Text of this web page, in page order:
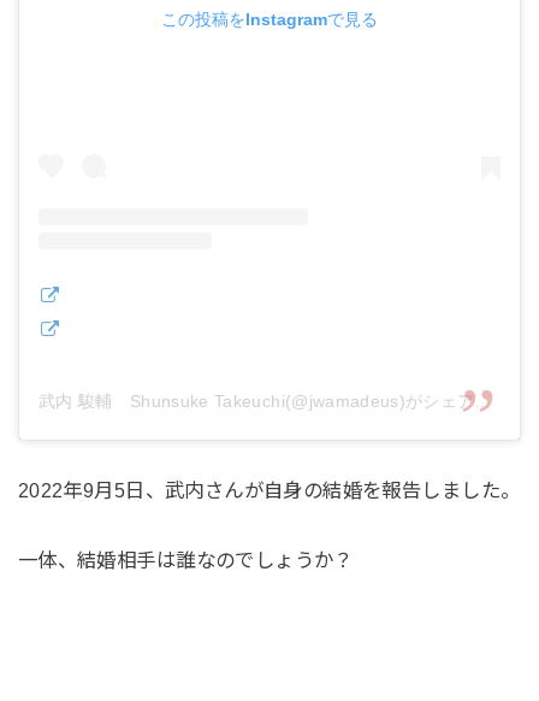
この投稿をInstagramで見る
武内 駿輔 Shunsuke Takeuchi(@jwamadeus)がシェアした投稿
2022年9月5日、武内さんが自身の結婚を報告しました。
一体、結婚相手は誰なのでしょうか？